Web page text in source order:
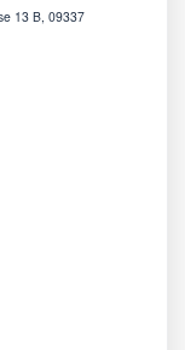
13 B, 09337